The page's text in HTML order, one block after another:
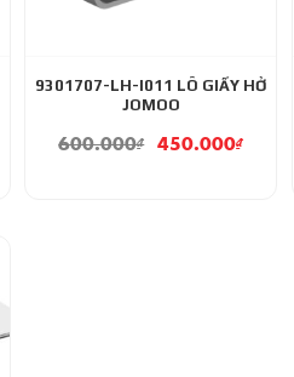
9301707-LH-I011 LÔ GIẤY HỞ
JOMOO
600.000₫ 450.000₫